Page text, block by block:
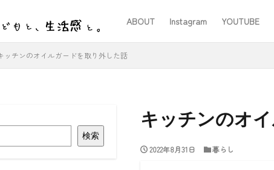
ABOUT Instagram YOUTUBE
ッチンのオイルガードを取り外した話
キッチンのオ
2022年8月31日 暮らし
検索
WEB デザイン SEO